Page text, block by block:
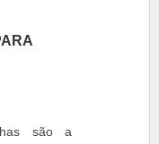
são a